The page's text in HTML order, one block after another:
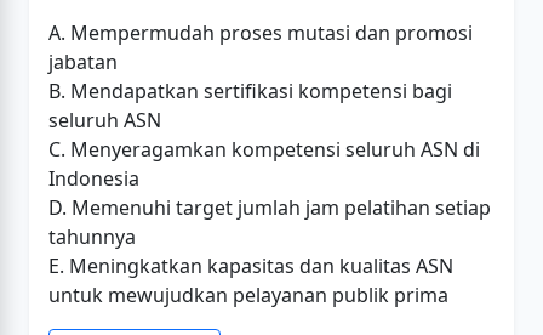
A. Mempermudah proses mutasi dan promosi
jabatan
B. Mendapatkan sertifikasi kompetensi bagi
seluruh ASN
C. Menyeragamkan kompetensi seluruh ASN di
Indonesia
D. Memenuhi target jumlah jam pelatihan setiap
tahunnya
E. Meningkatkan kapasitas dan kualitas ASN
untuk mewujudkan pelayanan publik prima